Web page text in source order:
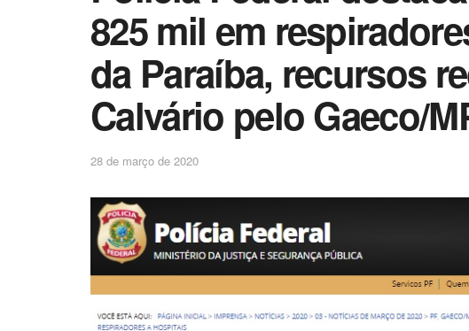
825 mil em
da Paraíba, recursos
Calvário pelo Gaeco/
28 de março de 2020